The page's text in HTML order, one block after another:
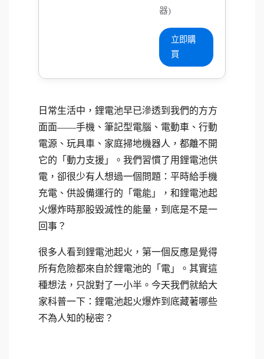
器)
立即購
買
日常生活中，鋰電池早已滲透到我們的方方
面面——手機、筆記型電腦、電動車、行動
電源、玩具車、家庭掃地機器人，都離不開
它的「動力支援」。我們習慣了用鋰電池供
電，卻很少有人想過一個問題：平時給手機
充電、供設備運行的「電能」，和鋰電池起
火爆炸時那股毀滅性的能量，到底是不是一
回事？
很多人看到鋰電池起火，第一個反應是覺得
所有危險都來自於鋰電池的「電」。其實這
種想法，只說對了一小半。今天我們就給大
家科普一下：鋰電池起火爆炸到底藏著哪些
不為人知的秘密？